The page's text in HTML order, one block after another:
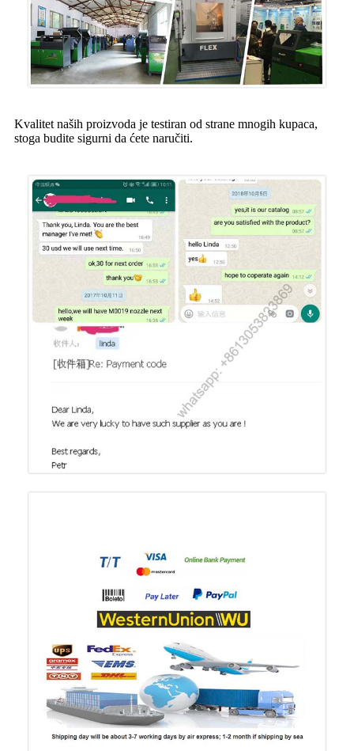
Kvalitet naših proizvoda je testiran od strane mnogih kupaca,
stoga budite sigurni da ćete naručiti.